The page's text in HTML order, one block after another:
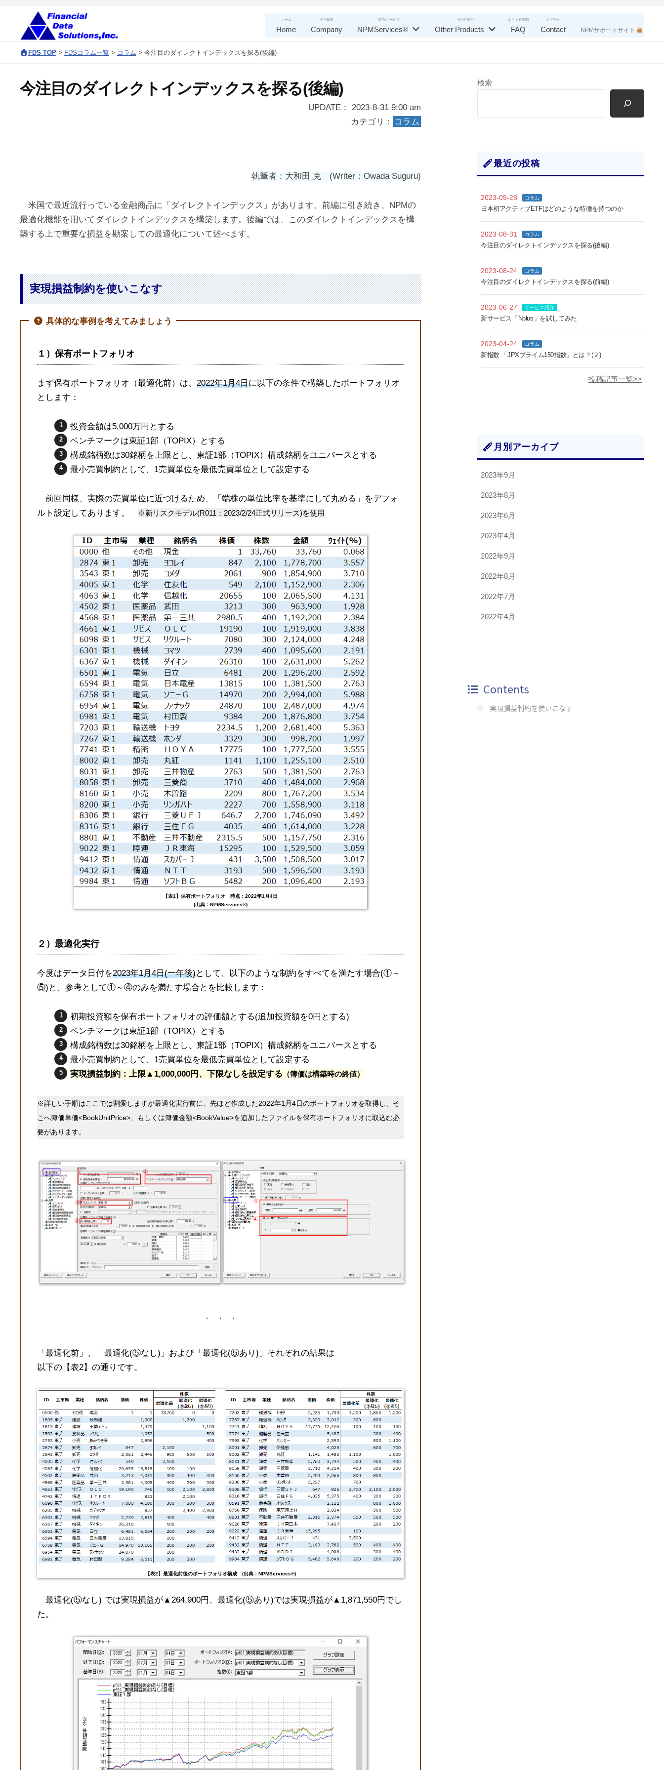
株
会
社
リ
ュ
ョ
ン
F
c
s
ホーム
Home
会社概要
Company
NPMサービス
NPMServices®
その他製品
Other Products
よくある質問
FAQ
お問合せ
Contact NPMサポートサイト
FDS TOP> FDSコラム一覧 > コラム > 今注目のダイレクトインデックスを探る(後編)
今注目のダイレクトインデックスを探る(後編)
UPDATE： 2023-8-31 9:00 am
カテゴリ：
コラム
執筆者：大和田 克 (Writer：Owada Suguru)
米国で最近流行っている金融商品に「ダイレクトインデックス」があります。前編に引き続き、NPMの
最適化機能を用いてダイレクトインデックスを構築します。後編では、このダイレクトインデックスを構
築する上で重要な損益を勘案しての最適化について述べます。
実現損益制約を使いこなす
具体的な事例を考えてみましょう
１）保有ポートフォリオ
まず保有ポートフォリオ（最適化前）は、2022年1月4日に以下の条件で構築したポートフォリオ
とします：
投資金額は5,000万円とする
ベンチマークは東証1部（TOPIX）とする
構成銘柄数は30銘柄を上限とし、東証1部（TOPIX）構成銘柄をユニバースとする
最小売買制約として、1売買単位を最低売買単位として設定する
前回同様、実際の売買単位に近づけるため、「端株の単位比率を基準にして丸める」をデフォ
ルト設定してあります。
※新リスクモデル(R011：2023/2/24正式リリース)を使用
【表1】保有ポートフォリオ 時点：2022年1月4日
(出典：NPMServices®)
２）最適化実行
今度はデータ日付を2023年1月4日(一年後)として、以下のような制約をすべてを満たす場合(①～
⑤)と、参考として①～④のみを満たす場合とを比較します：
初期投資額を保有ポートフォリオの評価額とする(追加投資額を0円とする)
ベンチマークは東証1部（TOPIX）とする
構成銘柄数は30銘柄を上限とし、東証1部（TOPIX）構成銘柄をユニバースとする
最小売買制約として、1売買単位を最低売買単位として設定する
実現損益制約：上限▲1,000,000円、下限なしを設定する （簿価は構築時の終値）
※詳しい手順はここでは割愛しますが最適化実行前に、先ほど作成した2022年1月4日のポートフォリオを取得し、そ
こへ簿価単価<BookUnitPrice>、もしくは簿価金額<BookValue>を追加したファイルを保有ポートフォリオに取込む必
要があります。
「最適化前」、「最適化(⑤なし)」および「最適化(⑤あり)」それぞれの結果は
以下の【表2】の通りです。
【表2】最適化前後のポートフォリオ構成 (出典：NPMServices®)
最適化(⑤なし) では実現損益が▲264,900円、最適化(⑤あり)では実現損益が▲1,871,550円でし
た。
検索
最近の投稿
2023-09-28 コラム
日本初アクティブETFはどのような特徴を持つのか
2023-08-31 コラム
今注目のダイレクトインデックスを探る(後編)
2023-08-24 コラム
今注目のダイレクトインデックスを探る(前編)
2023-06-27 サービス紹介
新サービス「Nplus」を試してみた
2023-04-24 コラム
新指数 「JPXプライム150指数」とは？(２)
投稿記事一覧>>
月別アーカイブ
2023年9月
2023年8月
2023年6月
2023年4月
2022年9月
2022年8月
2022年7月
2022年4月
Contents
実現損益制約を使いこなす
社
金
融
ー
タ
ズ